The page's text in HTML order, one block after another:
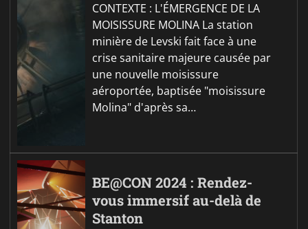
CONTEXTE : L'ÉMERGENCE DE LA
MOISISSURE MOLINA La station
minière de Levski fait face à une
crise sanitaire majeure causée par
une nouvelle moisissure
aéroportée, baptisée "moisissure
Molina" d'après sa…
BE@CON 2024 : Rendez-
vous immersif au-delà de
Stanton